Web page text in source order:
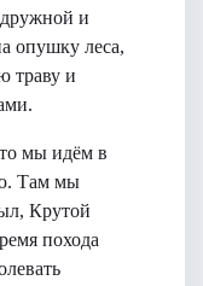
и
опушку леса,
траву и
мы идём в
Там мы
Крутой
похода